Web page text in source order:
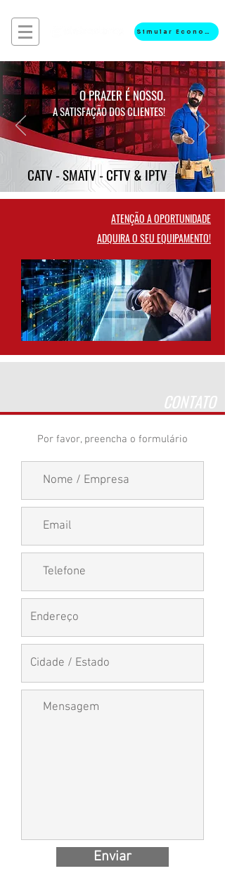
Simular Economia
O PRAZER É NOSSO.
A SATISFAÇÃO DOS CLIENTES!
CATV - SMATV - CFTV & IPTV
ATENÇÃO A OPORTUNIDADE
ADQUIRA O SEU EQUIPAMENTO!
CONTATO
Por favor, preencha o formulário
Enviar